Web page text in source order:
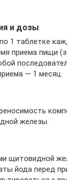
и дозы
1 таблетке
приема пищи
— 1 месяц.
железы.
щитовидной
йода перед